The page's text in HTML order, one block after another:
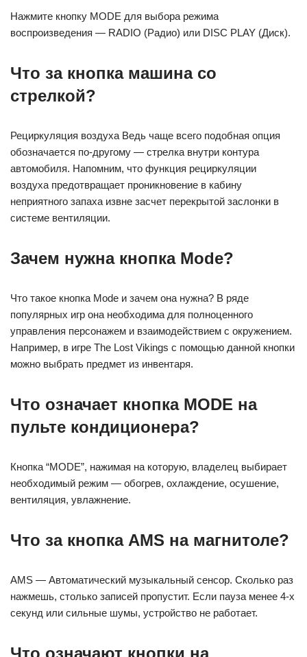
Нажмите кнопку MODE для выбора режима
воспроизведения — RADIO (Радио) или DISC PLAY (Диск).
Что за кнопка машина со
стрелкой?
Рециркуляция воздуха Ведь чаще всего подобная опция
обозначается по-другому — стрелка внутри контура
автомобиля. Напомним, что функция рециркуляции
воздуха предотвращает проникновение в кабину
неприятного запаха извне засчет перекрытой заслонки в
системе вентиляции.
Зачем нужна кнопка Mode?
Что такое кнопка Mode и зачем она нужна? В ряде
популярных игр она необходима для полноценного
управления персонажем и взаимодействием с окружением.
Например, в игре The Lost Vikings с помощью данной кнопки
можно выбрать предмет из инвентаря.
Что означает кнопка MODE на
пульте кондиционера?
Кнопка “MODE”, нажимая на которую, владелец выбирает
необходимый режим — обогрев, охлаждение, осушение,
вентиляция, увлажнение.
Что за кнопка AMS на магнитоле?
AMS — Автоматический музыкальный сенсор. Сколько раз
нажмешь, столько записей пропустит. Если пауза менее 4-х
секунд или сильные шумы, устройство не работает.
Что означают кнопки на